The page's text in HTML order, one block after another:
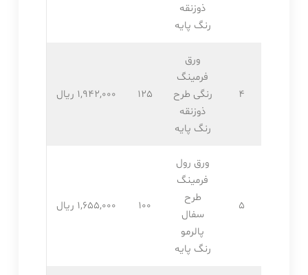
ذوزنقه
رنگ پایه
4
ورق
فرمینگ
رنگی طرح
ذوزنقه
رنگ پایه
125 1,942,۰۰۰ ریال
5
ورق رول
فرمینگ
طرح
سفال
پالرمو
رنگ پایه
100 1,655,۰۰۰ ریال